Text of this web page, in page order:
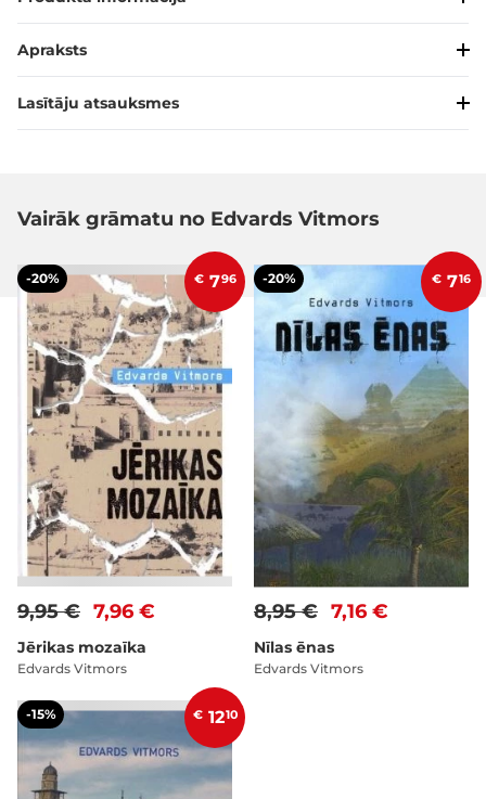
Apraksts
Lasītāju atsauksmes
Vairāk grāmatu no Edvards Vitmors
-20% € 796
7,96 €
9,95 €
Jērikas mozaīka
Edvards Vitmors
-20% € 716
7,16 €
8,95 €
Nīlas ēnas
Edvards Vitmors
-15% € 1210